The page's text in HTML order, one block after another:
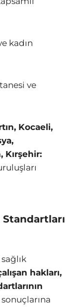
kadın
ve
Kocaeli,
Kırşehir:
hakları,